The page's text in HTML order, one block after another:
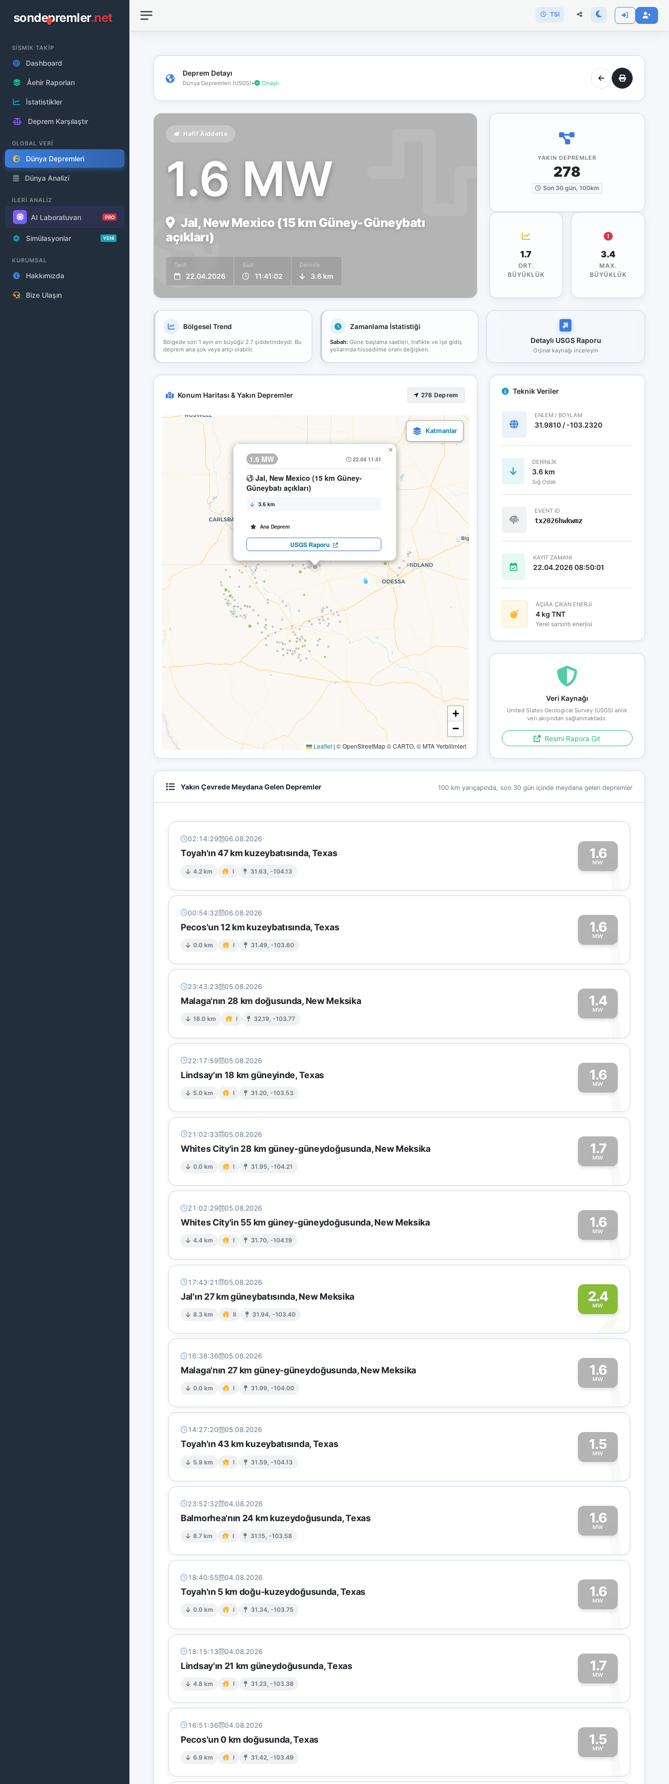
sondepremler.net
SİSMİK TAKİP
Dashboard
Åehir Raporları
İstatistikler
Deprem Karşılaştır
GLOBAL VERİ
Dünya Depremleri
Dünya Analizi
İLERİ ANALİZ
AI Laboratuvarı PRO
Simülasyonlar YENİ
KURUMSAL
Hakkımızda
Bize Ulaşın
TSI
Deprem Detayı
Dünya Depremleri (USGS)• Onaylı
Hafif Åiddette
1.6 MW
Jal, New Mexico (15 km Güney-Güneybatı
açıkları)
Tarih
22.04.2026
Saat
11:41:02
Derinlik
3.6 km
YAKIN DEPREMLER
278
Son 30 gün, 100km
1.7
ORT.
BÜYÜKLÜK
3.4
MAX.
BÜYÜKLÜK
Bölgesel Trend
Bölgede son 1 ayın en büyüğü 2.7 şiddetindeydi. Bu
deprem ana şok veya artçı olabilir.
Zamanlama İstatistiği
Sabah:Güne başlama saatleri, trafikte ve işe gidiş
yollarında hissedilme oranı değişken.
Detaylı USGS Raporu
Orjinal kaynağı inceleyin
Konum Haritası & Yakın Depremler 278 Deprem
1.6 MW 22.04 11:41
Jal, New Mexico (15 km Güney-
Güneybatı açıkları)
3.6 km
Ana Deprem
USGS Raporu
×
+
−
Leaflet | © OpenStreetMap © CARTO, © MTA Yerbilimleri
Teknik Veriler
ENLEM / BOYLAM
31.9810 / -103.2320
DERINLIK
3.6 km
Sığ Odak
EVENT ID
tx2026hwkwmz
KAYIT ZAMANI
22.04.2026 08:50:01
AÇIÄA ÇIKAN ENERJİ
4 kg TNT
Yerel sarsıntı enerjisi
Veri Kaynağı
United States Geological Survey (USGS) anlık
veri akışından sağlanmaktadır.
Resmi Rapora Git
Yakın Çevrede Meydana Gelen Depremler 100 km yarıçapında, son 30 gün içinde meydana gelen depremler
02:14:29 06.08.2026
Toyah'ın 47 km kuzeybatısında, Texas
4.2 km I 31.63, -104.13
1.6
MW
1
00:54:32 06.08.2026
Pecos'un 12 km kuzeybatısında, Texas
0.0 km I 31.49, -103.60
1.6
MW
1
23:43:23 05.08.2026
Malaga'nın 28 km doğusunda, New Meksika
18.0 km I 32.19, -103.77
1.4
MW
1
22:17:59 05.08.2026
Lindsay'ın 18 km güneyinde, Texas
5.0 km I 31.20, -103.53
1.6
MW
1
21:02:33 05.08.2026
Whites City'in 28 km güney-güneydoğusunda, New Meksika
0.0 km I 31.95, -104.21
1.7
MW
1
21:02:29 05.08.2026
Whites City'in 55 km güney-güneydoğusunda, New Meksika
4.4 km I 31.70, -104.19
1.6
MW
1
17:43:21 05.08.2026
Jal'ın 27 km güneybatısında, New Meksika
8.3 km II 31.94, -103.40
2.4
MW
2
16:38:36 05.08.2026
Malaga'nın 27 km güney-güneydoğusunda, New Meksika
0.0 km I 31.99, -104.00
1.6
MW
1
14:27:20 05.08.2026
Toyah'ın 43 km kuzeybatısında, Texas
5.9 km I 31.59, -104.13
1.5
MW
1
23:52:32 04.08.2026
Balmorhea'nın 24 km kuzeydoğusunda, Texas
8.7 km I 31.15, -103.58
1.6
MW
1
18:40:55 04.08.2026
Toyah'ın 5 km doğu-kuzeydoğusunda, Texas
0.0 km I 31.34, -103.75
1.6
MW
1
18:15:13 04.08.2026
Lindsay'ın 21 km güneydoğusunda, Texas
4.8 km I 31.23, -103.38
1.7
MW
1
16:51:36 04.08.2026
Pecos'un 0 km doğusunda, Texas
6.9 km I 31.42, -103.49
1.5
MW
1
bağlantınız